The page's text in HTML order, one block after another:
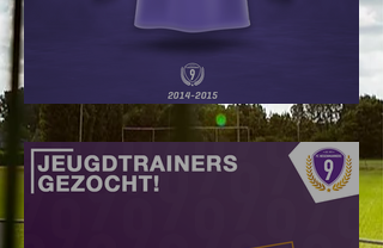
#Truikes !